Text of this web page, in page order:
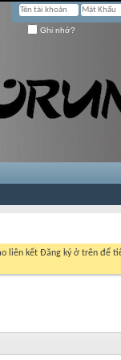
Ghi nhớ?
liên kết Đăng ký ở trên để